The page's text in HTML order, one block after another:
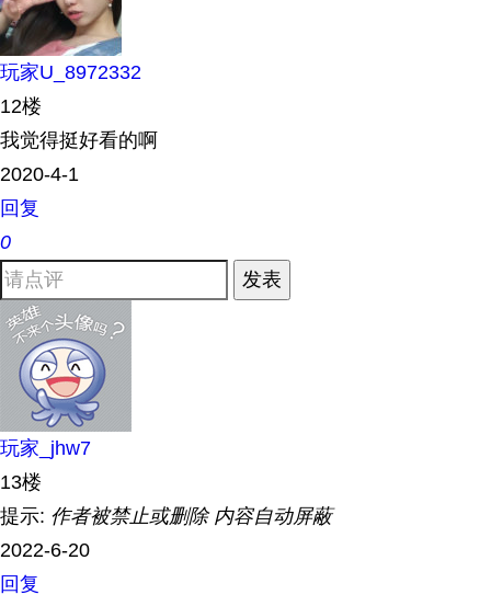
玩家U_8972332
12楼
我觉得挺好看的啊
2020-4-1
回复
0
发表
玩家_jhw7
13楼
提示: 作者被禁止或删除 内容自动屏蔽
2022-6-20
回复